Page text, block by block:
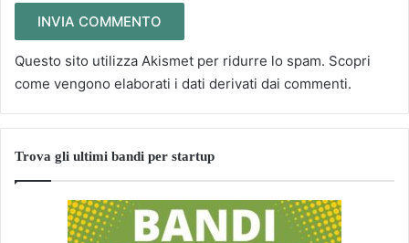
Questo sito utilizza Akismet per ridurre lo spam. Scopri
come vengono elaborati i dati derivati dai commenti.
Trova gli ultimi bandi per startup